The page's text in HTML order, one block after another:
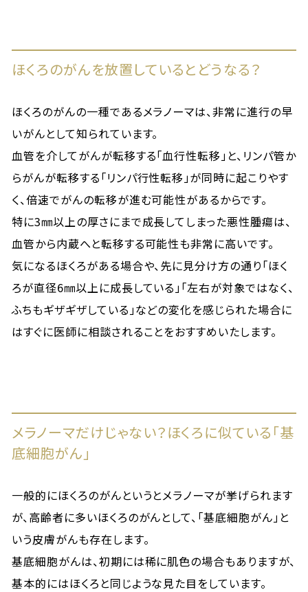
ほくろのがんを放置しているとどうなる？
ほくろのがんの一種であるメラノーマは、非常に進行の早
いがんとして知られています。
血管を介してがんが転移する「血行性転移」と、リンパ管か
らがんが転移する「リンパ行性転移」が同時に起こりやす
く、倍速でがんの転移が進む可能性があるからです。
特に3㎜以上の厚さにまで成長してしまった悪性腫瘍は、
血管から内蔵へと転移する可能性も非常に高いです。
気になるほくろがある場合や、先に見分け方の通り「ほく
ろが直径6㎜以上に成長している」「左右が対象ではなく、
ふちもギザギザしている」などの変化を感じられた場合に
はすぐに医師に相談されることをおすすめいたします。
メラノーマだけじゃない？ほくろに似ている「基
底細胞がん」
一般的にほくろのがんというとメラノーマが挙げられます
が、高齢者に多いほくろのがんとして、「基底細胞がん」と
いう皮膚がんも存在します。
基底細胞がんは、初期には稀に肌色の場合もありますが、
基本的にはほくろと同じような見た目をしています。